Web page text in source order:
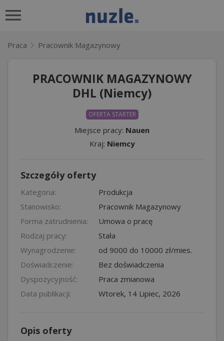
Praca Pracownik Magazynowy
PRACOWNIK MAGAZYNOWY
DHL (Niemcy)
OFERTA STARTER
Miejsce pracy: Nauen
Kraj: Niemcy
Szczegóły oferty
Kategoria:
Produkcja
Stanowisko:
Pracownik Magazynowy
Forma zatrudnienia:
Umowa o pracę
Rodzaj pracy:
Stała
Wynagrodzenie:
od 9000 do 10000 zł/mies.
Doświadczenie:
Bez doświadczenia
Dyspozycyjność:
Praca zmianowa
Data publikacji:
Wtorek, 14 Lipiec, 2026
Opis oferty